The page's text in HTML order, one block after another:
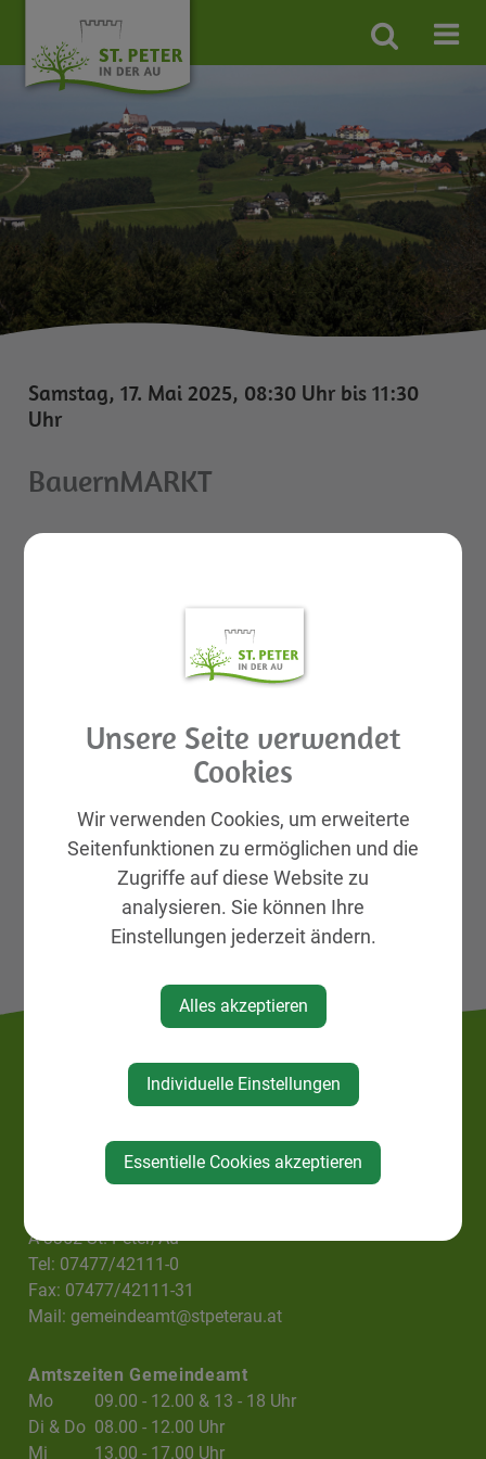
Site
search
Samstag, 17. Mai 2025, 08:30 Uhr bis 11:30
Uhr
BauernMARKT
Veranstalter
Marktgemeinde St. Peter/Au
Gemeindeamt St. Peter/Au
A-3352 St. Peter/Au
Tel: 07477/42111-0
Fax: 07477/42111-31
Mail:gemeindeamt@stpeterau.at
Amtszeiten Gemeindeamt
Mo
09.00 - 12.00 & 13 - 18 Uhr
Di & Do 08.00 - 12.00 Uhr
Mi
13.00 - 17.00 Uhr
Unsere Seite verwendet
Cookies
Wir verwenden Cookies, um erweiterte
Seitenfunktionen zu ermöglichen und die
Zugriffe auf diese Website zu
analysieren. Sie können Ihre
Einstellungen jederzeit ändern.
Alles akzeptieren
Individuelle Einstellungen
Essentielle Cookies akzeptieren